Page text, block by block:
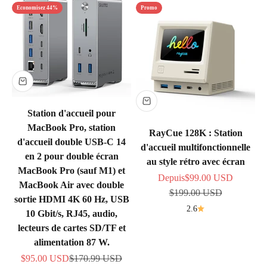
Economisez 44%
Station d'accueil pour
MacBook Pro, station
d'accueil double USB-C 14
en 2 pour double écran
MacBook Pro (sauf M1) et
MacBook Air avec double
sortie HDMI 4K 60 Hz, USB
10 Gbit/s, RJ45, audio,
lecteurs de cartes SD/TF et
alimentation 87 W.
Prix de vente
$95.00 USDPrix normal
$170.99 USD
Promo
RayCue 128K : Station
d'accueil multifonctionnelle
au style rétro avec écran
Prix de vente
Depuis$99.00 USD
Prix normal
$199.00 USD
2.6